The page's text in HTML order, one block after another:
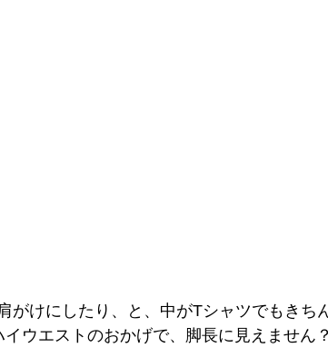
がけにしたり、と、中がTシャツでもきち
イウエストのおかげで、脚長に見えません